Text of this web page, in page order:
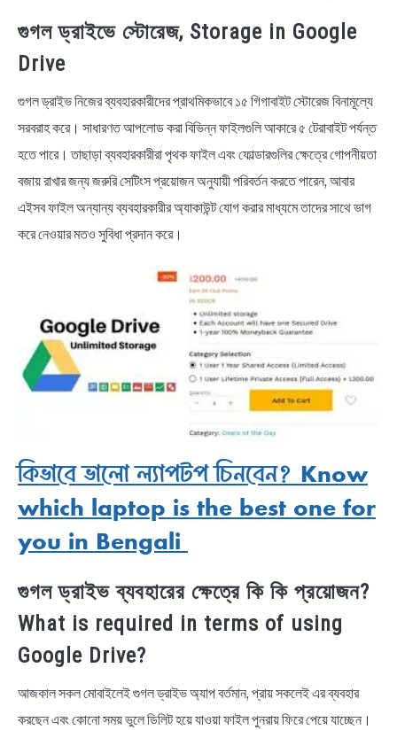
গুগল ড্রাইভে স্টোরেজ, Storage in Google
Drive
গুগল ড্রাইভ নিজের ব্যবহারকারীদের প্রাথমিকভাবে ১৫ গিগাবাইট স্টোরেজ বিনামূল্যে
সরবরাহ করে। সাধারণত আপলোড করা বিভিন্ন ফাইলগুলি আকারে ৫ টেরাবাইট পর্যন্ত
হতে পারে। তাছাড়া ব্যবহারকারীরা পৃথক ফাইল এবং ফোল্ডারগুলির ক্ষেত্রে গোপনীয়তা
বজায় রাখার জন্য জরুরি সেটিংস প্রয়োজন অনুযায়ী পরিবর্তন করতে পারেন, আবার
এইসব ফাইল অন্যান্য ব্যবহারকারীর অ্যাকাউন্ট যোগ করার মাধ্যমে তাদের সাথে ভাগ
করে নেওয়ার মতও সুবিধা প্রদান করে।
কিভাবে ভালো ল্যাপটপ চিনবেন? Know
which laptop is the best one for
you in Bengali
গুগল ড্রাইভ ব্যবহারের ক্ষেত্রে কি কি প্রয়োজন?
What is required in terms of using
Google Drive?
আজকাল সকল মোবাইলেই গুগল ড্রাইভ অ্যাপ বর্তমান, প্রায় সকলেই এর ব্যবহার
করছেন এবং কোনো সময় ভুলে ডিলিট হয়ে যাওয়া ফাইল পুনরায় ফিরে পেয়ে যাচ্ছেন।